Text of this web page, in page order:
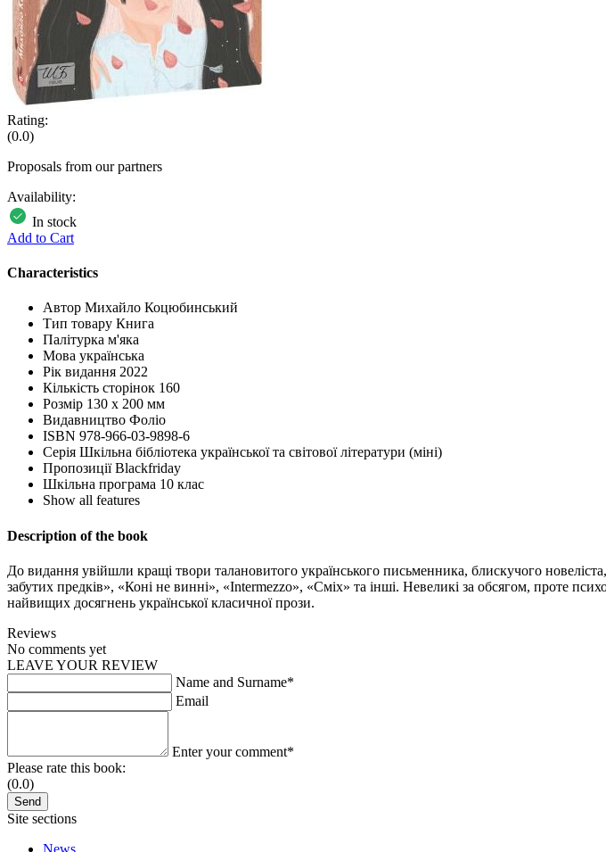
Rating:
(0.0)
Proposals from our partners
Availability:
In stock
Add to Cart
Characteristics
Автор Михайло Коцюбинський
Тип товару Книга
Палітурка м'яка
Мова українська
Рік видання 2022
Кількість сторінок 160
Розмір 130 х 200 мм
Видавництво Фоліо
ISBN 978-966-03-9898-6
Серія Шкільна бібліотека української та світової літератури (міні)
Пропозиції Blackfriday
Шкільна програма 10 клас
Show all features
Description of the book
До видання увійшли кращі твори талановитого українського письменника, блискучого
забутих предків», «Коні не винні», «Intermezzo», «Сміх» та інші. Невеликі за обсягом, проте
найвищих досягнень української класичної прози.
Reviews
No comments yet
LEAVE YOUR REVIEW
Name and Surname*
Email
Enter your comment*
Please rate this book:
(0.0)
Site sections
News